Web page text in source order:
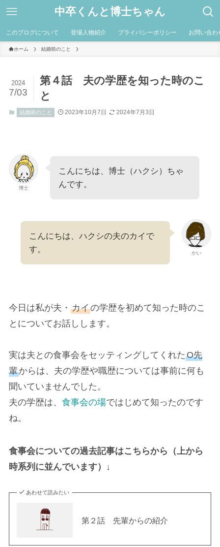
中卒くんと博士ちゃん
このブログについて 登場人物紹介 プライバシーポリシー お問い合わ
ホーム 結婚前のこと
第４話 夫の学歴を知った時のこ
と
2024
7/03
結婚前のこと 2023年10月7日 2024年7月3日
博士
こんにちは、博士（ハクシ）ちゃ
んです。
かい
こんにちは、ハクシの夫のカイで
す。
今日は私が夫・ カイの学歴を初めて知った時のこ
とについてお話しします。
実は夫との食事会をセッティングしてくれたO先
輩からは、夫の学歴や職歴については事前に何も
聞いていませんでした。
夫の学歴は、 食事会の場ではじめて知ったのです
ね。
食事会についての過去記事はこちらから（上から
時系列に並んでいます）↓
あわせて読みたい
第２話 先輩からの紹介